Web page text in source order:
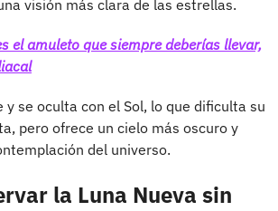
visión más clara de las estrellas.
el amuleto que siempre deberías llevar,
y se oculta con el Sol, lo que dificulta su
pero ofrece un cielo más oscuro y
del universo.
la Luna Nueva sin